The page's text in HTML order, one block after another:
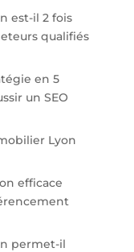
est-il 2 fois
qualifiés
en 5
un SEO
Lyon
efficace
permet-il